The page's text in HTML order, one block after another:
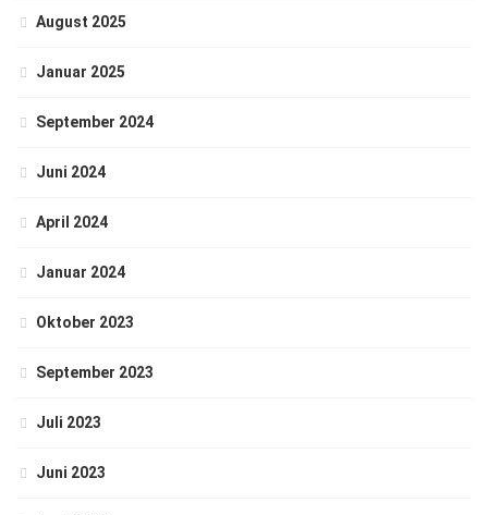
August 2025
Januar 2025
September 2024
Juni 2024
April 2024
Januar 2024
Oktober 2023
September 2023
Juli 2023
Juni 2023